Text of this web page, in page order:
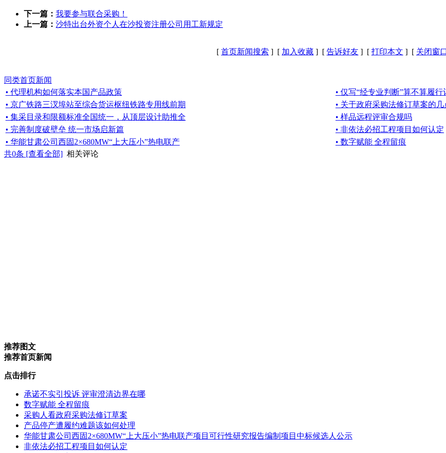
下一篇： 我要参与联合采购！
上一篇： 沙特出台外资个人在沙投资注册公司用工新规定
[ 首页新闻搜索 ] [ 加入收藏 ] [ 告诉好友 ] [ 打印本文 ] [ 关闭窗
同类首页新闻
• 代理机构如何落实本国产品政策
• 仅写“经专业判断”算不算履行
• 京广铁路三汊埠站至综合货运枢纽铁路专用线前期
• 关于政府采购法修订草案的
• 集采目录和限额标准全国统一，从顶层设计助推全
• 样品远程评审合规吗
• 完善制度破壁垒 统一市场启新篇
• 非依法必招工程项目如何认定
• 华能甘肃公司西固2×680MW“上大压小”热电联产
• 数字赋能 全程留痕
共0条 [查看全部] 相关评论
推荐图文
推荐首页新闻
点击排行
承诺不实引投诉 评审澄清边界在哪
数字赋能 全程留痕
采购人看政府采购法修订草案
产品停产遭履约难题该如何处理
华能甘肃公司西固2×680MW“上大压小”热电联产项目可行性研究报告编制项目中标候选人公示
非依法必招工程项目如何认定